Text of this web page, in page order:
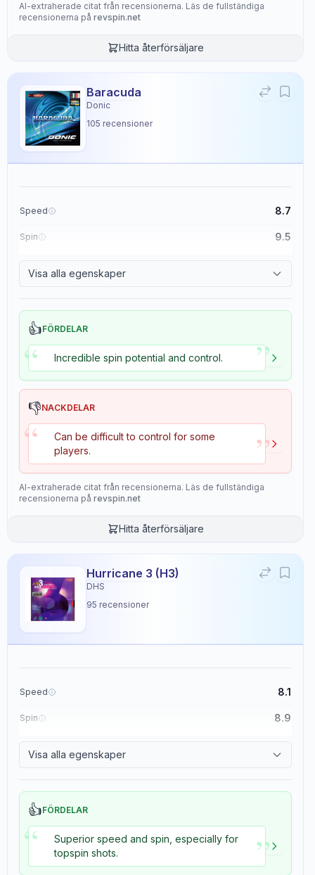
AI-extraherade citat från recensionerna. Läs de fullständiga
recensionerna på revspin.net
Hitta återförsäljare
Baracuda
Donic
105 recensioner
Speed 8.7
Spin 9.5
Visa alla egenskaper
👍FÖRDELAR
“ Incredible spin potential and control. ”
👎NACKDELAR
“
Can be difficult to control for some
players.
”
AI-extraherade citat från recensionerna. Läs de fullständiga
recensionerna på revspin.net
Hitta återförsäljare
Hurricane 3 (H3)
DHS
95 recensioner
Speed 8.1
Spin 8.9
Visa alla egenskaper
👍FÖRDELAR
“
Superior speed and spin, especially for
topspin shots.
”